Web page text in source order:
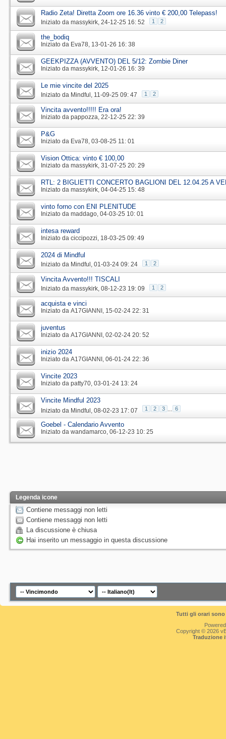
Radio Zeta! Diretta Zoom ore 16.36 vinto € 200,00 Telepass!
Iniziato da massykirk‎, 24-12-25 16: 52 1 2
the_bodiq
Iniziato da Eva78‎, 13-01-26 16: 38
GEEKPIZZA (AVVENTO) DEL 5/12: Zombie Diner
Iniziato da massykirk‎, 12-01-26 16: 39
Le mie vincite del 2025
Iniziato da Mindful‎, 11-09-25 09: 47 1 2
Vincita avvento!!!!! Era ora!
Iniziato da pappozza‎, 22-12-25 22: 39
P&G
Iniziato da Eva78‎, 03-08-25 11: 01
Vision Ottica: vinto € 100,00
Iniziato da massykirk‎, 31-07-25 20: 29
RTL: 2 BIGLIETTI CONCERTO BAGLIONI DEL 12.04.25 A
Iniziato da massykirk‎, 04-04-25 15: 48
vinto forno con ENI PLENITUDE
Iniziato da maddago‎, 04-03-25 10: 01
intesa reward
Iniziato da ciccipozzi‎, 18-03-25 09: 49
2024 di Mindful
Iniziato da Mindful‎, 01-03-24 09: 24 1 2
Vincita Avvento!!! TISCALI
Iniziato da massykirk‎, 08-12-23 19: 09 1 2
acquista e vinci
Iniziato da A17GIANNI‎, 15-02-24 22: 31
juventus
Iniziato da A17GIANNI‎, 02-02-24 20: 52
inizio 2024
Iniziato da A17GIANNI‎, 06-01-24 22: 36
Vincite 2023
Iniziato da patty70‎, 03-01-24 13: 24
Vincite Mindful 2023
Iniziato da Mindful‎, 08-02-23 17: 07 1 2 3 ... 6
Goebel - Calendario Avvento
Iniziato da wandamarco‎, 06-12-23 10: 25
Legenda icone
Contiene messaggi non letti
Contiene messaggi non letti
La discussione è chiusa
Hai inserito un messaggio in questa discussione
Tutti gli orari
Copyright © 2026
Traduzione